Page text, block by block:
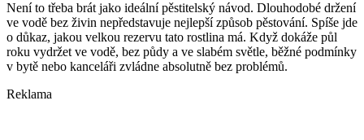
Není to třeba brát jako ideální pěstitelský návod. Dlouhodobé držení
ve vodě bez živin nepředstavuje nejlepší způsob pěstování. Spíše jde
o důkaz, jakou velkou rezervu tato rostlina má. Když dokáže půl
roku vydržet ve vodě, bez půdy a ve slabém světle, běžné podmínky
v bytě nebo kanceláři zvládne absolutně bez problémů.
Reklama